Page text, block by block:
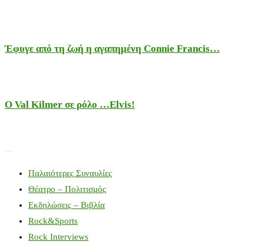
Έφυγε από τη ζωή η αγαπημένη Connie Francis…
Ο Val Kilmer σε ρόλο …Elvis!
Παλαιότερες Συναυλίες
Θέατρο – Πολιτισμός
Εκδηλώσεις – Βιβλία
Rock&Sports
Rock Interviews